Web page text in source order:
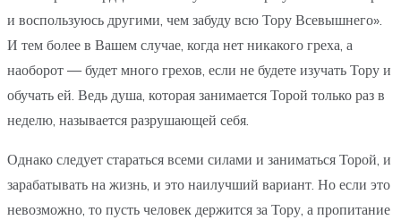
и воспользуюсь другими, чем забуду всю Тору Всевышнего».
И тем более в Вашем случае, когда нет никакого греха, а
наоборот — будет много грехов, если не будете изучать Тору и
обучать ей. Ведь душа, которая занимается Торой только раз в
неделю, называется разрушающей себя.
Однако следует стараться всеми силами и заниматься Торой, и
зарабатывать на жизнь, и это наилучший вариант. Но если это
невозможно, то пусть человек держится за Тору, а пропитание